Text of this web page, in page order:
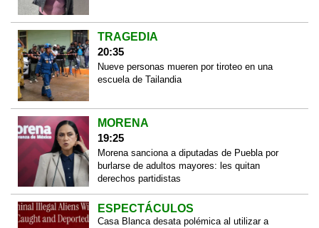
TRAGEDIA
20:35
Nueve personas mueren por tiroteo en una
escuela de Tailandia
MORENA
19:25
Morena sanciona a diputadas de Puebla por
burlarse de adultos mayores: les quitan
derechos partidistas
ESPECTÁCULOS
Casa Blanca desata polémica al utilizar a